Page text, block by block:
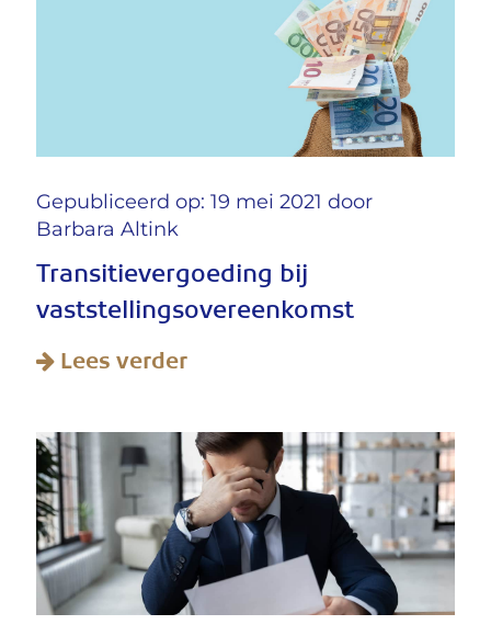
Gepubliceerd op: 19 mei 2021 door
Barbara Altink
Transitievergoeding bij
vaststellingsovereenkomst
Lees verder